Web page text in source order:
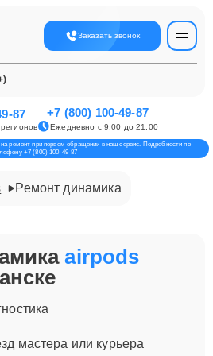
Заказать звонок
87 +7 (800) 100-49-87
Ежедневно с 9:00 до 21:00
ремонт при первом обращении в наш сервис. Подробности по
+7 (800) 100-49-87
Ремонт динамика
airpods
мастера или курьера